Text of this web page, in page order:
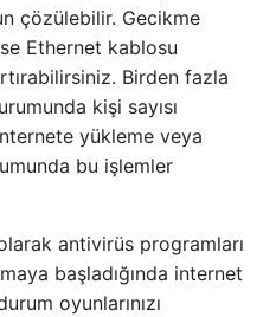
çözülebilir. Gecikme
Ethernet kablosu
Birden fazla
kişi sayısı
yükleme veya
bu işlemler
antivirüs programları
başladığında internet
oyunlarınızı